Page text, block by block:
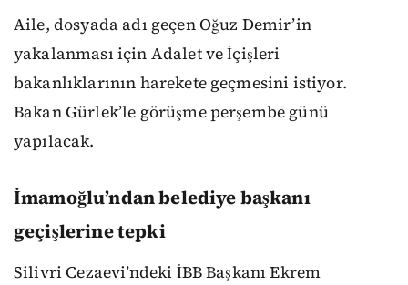
Aile, dosyada adı geçen Oğuz Demir’in
yakalanması için Adalet ve İçişleri
bakanlıklarının harekete geçmesini istiyor.
Bakan Gürlek’le görüşme perşembe günü
yapılacak.
İmamoğlu’ndan belediye başkanı
geçişlerine tepki
Silivri Cezaevi’ndeki İBB Başkanı Ekrem